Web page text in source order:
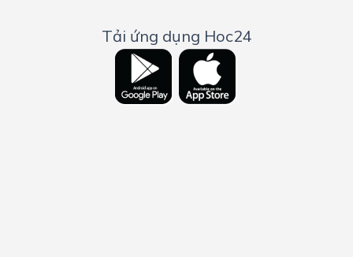
Tải ứng dụng Hoc24